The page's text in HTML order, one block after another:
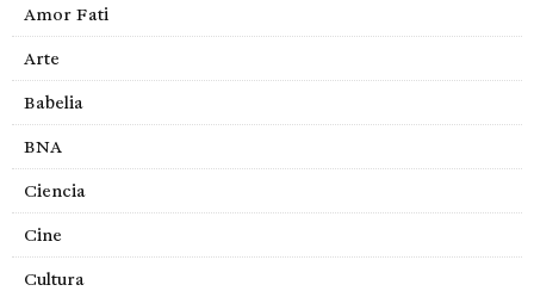
Amor Fati
Arte
Babelia
BNA
Ciencia
Cine
Cultura